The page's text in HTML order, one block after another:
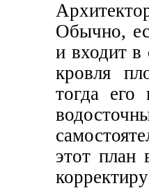
Обычно,
и входит в
кровля
тогда его
этот план